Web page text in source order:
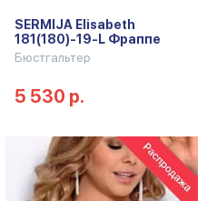
SERMIJA Elisabeth
181(180)-19-L Фраппе
Бюстгальтер
5 530 р.